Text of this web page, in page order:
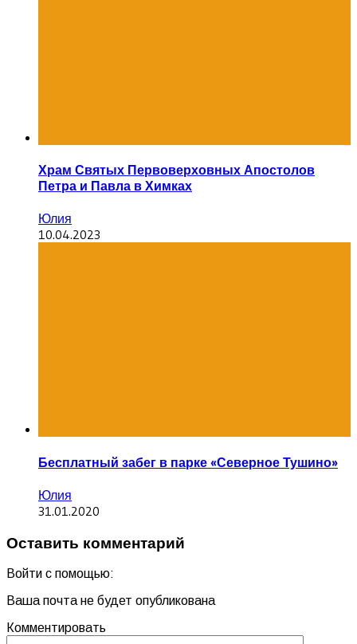
Храм Святых Первоверховных Апостолов
Петра и Павла в Химках
Юлия
10.04.2023
Бесплатный забег в парке «Северное Тушино»
Юлия
31.01.2020
Оставить комментарий
Войти с помощью:
Ваша почта не будет опубликована
Комментировать